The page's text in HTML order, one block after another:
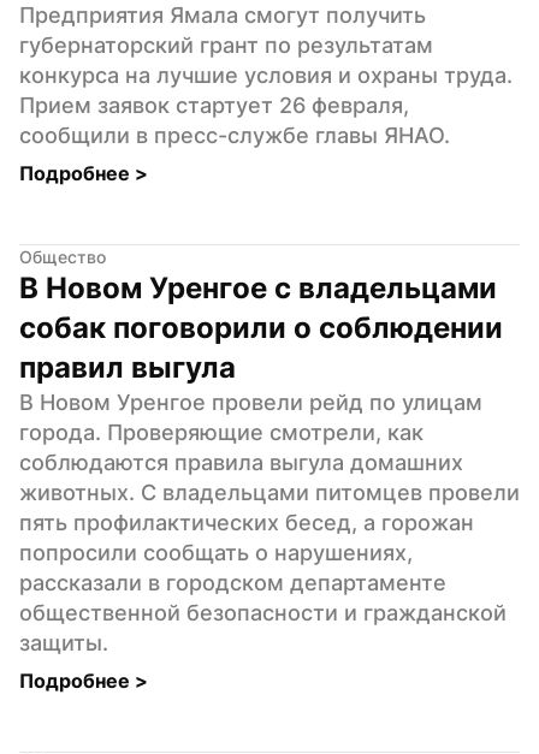
Предприятия Ямала смогут получить
губернаторский грант по результатам
конкурса на лучшие условия и охраны труда.
Прием заявок стартует 26 февраля,
сообщили в пресс-службе главы ЯНАО.
Подробнее >
Общество
В Новом Уренгое с владельцами
собак поговорили о соблюдении
правил выгула
В Новом Уренгое провели рейд по улицам
города. Проверяющие смотрели, как
соблюдаются правила выгула домашних
животных. С владельцами питомцев провели
пять профилактических бесед, а горожан
попросили сообщать о нарушениях,
рассказали в городском департаменте
общественной безопасности и гражданской
защиты.
Подробнее >